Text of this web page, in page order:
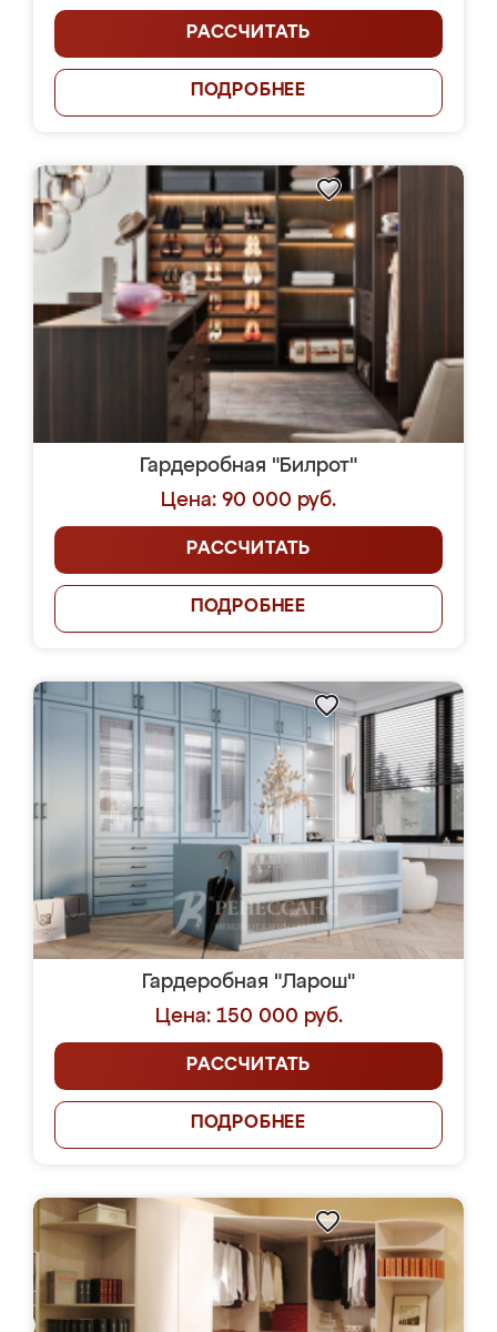
РАССЧИТАТЬ
ПОДРОБНЕЕ
Гардеробная "Билрот"
Цена: 90 000 руб.
РАССЧИТАТЬ
ПОДРОБНЕЕ
Гардеробная "Ларош"
Цена: 150 000 руб.
РАССЧИТАТЬ
ПОДРОБНЕЕ